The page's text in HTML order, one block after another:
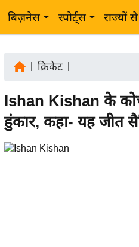
बिज़नेस स्पोर्ट्स राज्यों से
क्रिकेट|
Ishan Kishan के
हुंकार, कहा- यह जीत